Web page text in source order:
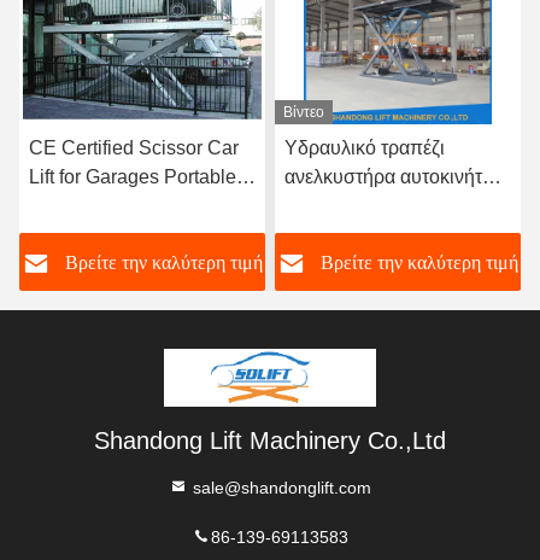
CE Certified Scissor Car
Lift for Garages Portable
Βρείτε την καλύτερη τιμή
Βίντεο
Υδραυλικό τραπέζι
ανελκυστήρα αυτοκινήτου
αίτημα Πλατφόρμα
ανελκυστήρα αυτοκινήτου
ψαλίδι
Βρείτε την καλύτερη τιμή
Shandong Lift Machinery Co.,Ltd
sale@shandonglift.com
86-139-69113583